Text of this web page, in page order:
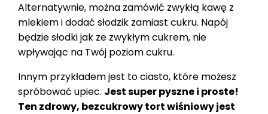
Alternatywnie, można zamówić zwykłą kawę z
mlekiem i dodać słodzik zamiast cukru. Napój
będzie słodki jak ze zwykłym cukrem, nie
wpływając na Twój poziom cukru.
Innym przykładem jest to ciasto, które możesz
spróbować upiec. Jest super pyszne i proste!
Ten zdrowy, bezcukrowy tort wiśniowy jest